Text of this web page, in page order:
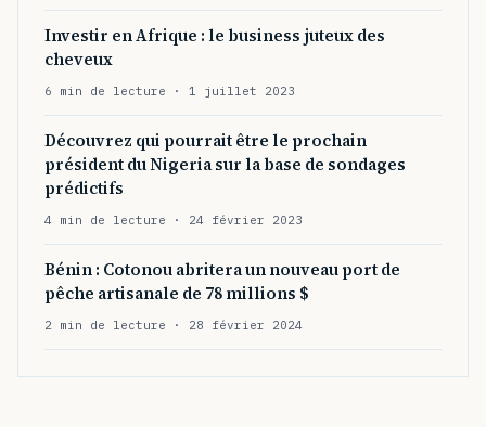
Investir en Afrique : le business juteux des
cheveux
6 min de lecture · 1 juillet 2023
Découvrez qui pourrait être le prochain
président du Nigeria sur la base de sondages
prédictifs
4 min de lecture · 24 février 2023
Bénin : Cotonou abritera un nouveau port de
pêche artisanale de 78 millions $
2 min de lecture · 28 février 2024